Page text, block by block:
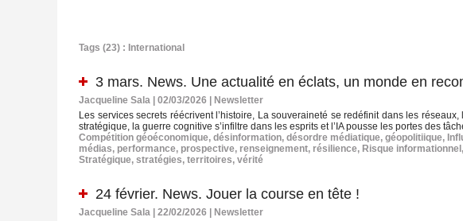
Tags (23) : International
3 mars. News. Une actualité en éclats, un monde en
Jacqueline Sala | 02/03/2026
Newsletter
Les services secrets réécrivent l’histoire, La souveraineté se redéfinit dans les
stratégique, la guerre cognitive s’infiltre dans les esprits et l’IA pousse les portes des
Compétition géoéconomique, désinformation, désordre médiatique, géopolitiique,
médias, performance, prospective, renseignement, résilience, Risque informationnel ,
Stratégique, stratégies, territoires, vérité
24 février. News. Jouer la course en tête !
Jacqueline Sala | 22/02/2026
Newsletter